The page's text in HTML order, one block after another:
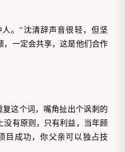
。”沈清辞声音很轻，但坚
，一定会共享，这是他们合作
复这个词，嘴角扯出个讽刺的
没有原则，只有利益，当年顾
目成功，你父亲可以独占技